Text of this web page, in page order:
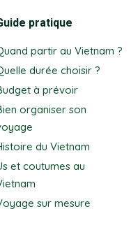
pratique
partir au Vietnam ?
durée choisir ?
à prévoir
organiser son
du Vietnam
et coutumes au
sur mesure